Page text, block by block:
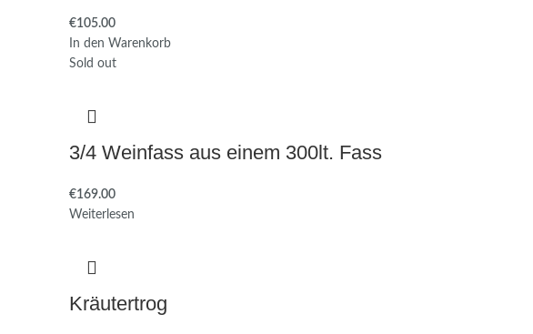
€105.00
In den Warenkorb
Sold out
3/4 Weinfass aus einem 300lt. Fass
€169.00
Weiterlesen
Kräutertrog